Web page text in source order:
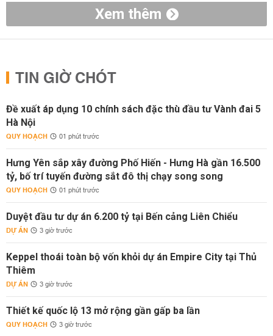
Xem thêm
TIN GIỜ CHÓT
Đề xuất áp dụng 10 chính sách đặc thù đầu tư Vành đai 5
Hà Nội
QUY HOẠCH 01 phút trước
Hưng Yên sắp xây đường Phố Hiến - Hưng Hà gần 16.500
tỷ, bố trí tuyến đường sắt đô thị chạy song song
QUY HOẠCH 01 phút trước
Duyệt đầu tư dự án 6.200 tỷ tại Bến cảng Liên Chiểu
DỰ ÁN 3 giờ trước
Keppel thoái toàn bộ vốn khỏi dự án Empire City tại Thủ
Thiêm
DỰ ÁN 3 giờ trước
Thiết kế quốc lộ 13 mở rộng gần gấp ba lần
QUY HOẠCH 3 giờ trước